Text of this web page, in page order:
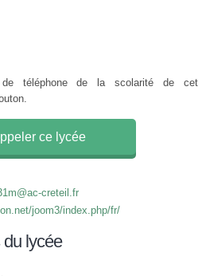
de téléphone de la scolarité de cet
ce lycée
creteil.fr
joom3/index.php/fr/
du lycée